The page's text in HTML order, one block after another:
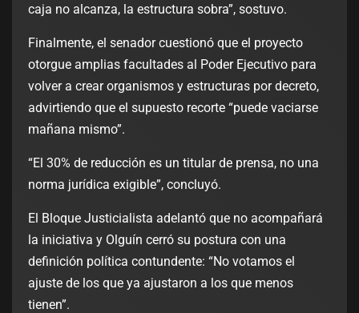
caja no alcanza, la estructura sobra”, sostuvo.
Finalmente, el senador cuestionó que el proyecto
otorgue amplias facultades al Poder Ejecutivo para
volver a crear organismos y estructuras por decreto,
advirtiendo que el supuesto recorte “puede vaciarse
mañana mismo”.
“El 30% de reducción es un titular de prensa, no una
norma jurídica exigible”, concluyó.
El Bloque Justicialista adelantó que no acompañará
la iniciativa y Olguín cerró su postura con una
definición política contundente: “No votamos el
ajuste de los que ya ajustaron a los que menos
tienen”.